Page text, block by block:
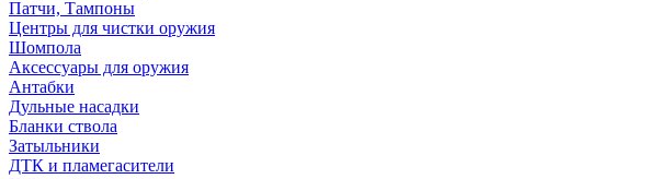
Патчи, Тампоны
Центры для чистки оружия
Шомпола
Аксессуары для оружия
Антабки
Дульные насадки
Бланки ствола
Затыльники
ДТК и пламегасители